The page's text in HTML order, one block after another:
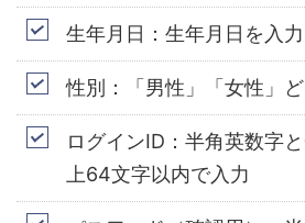
生年月日：生年月日を入力
性別：「男性」「女性」
ログインID：半角英数字
上64文字以内で入力